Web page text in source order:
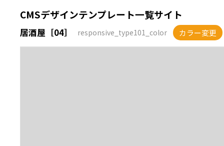
CMSデザインテンプレート一覧サイト
居酒屋［04］ responsive_type101_color カラー変更